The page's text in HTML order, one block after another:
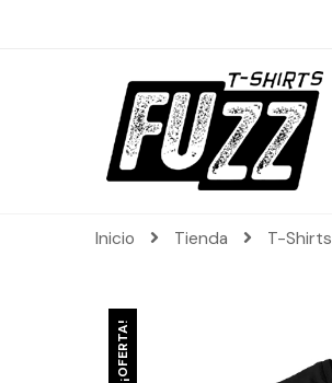
Inicio Tienda T-Shirts
¡OFERTA!